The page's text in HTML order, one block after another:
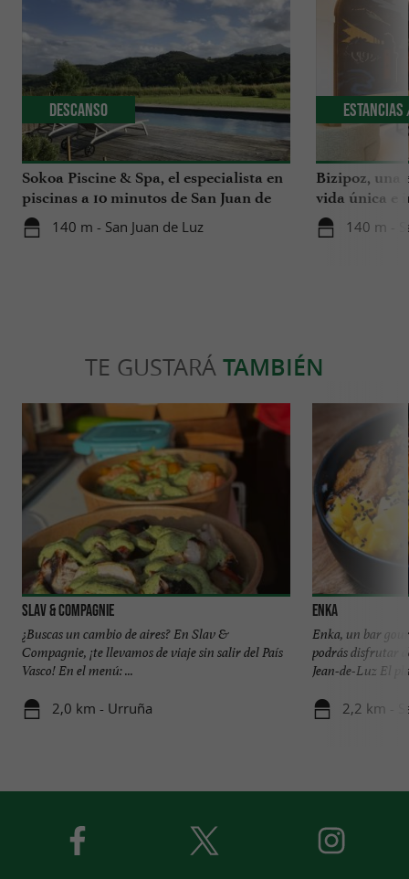
Sokoa Piscine & Spa, el especialista en
piscinas a 10 minutos de San Juan de
Luz
140 m - San Juan de Luz
Descanso
Bizipoz, una
vida única e
disfrutar en
140 m -
Estancias
TE GUSTARÁ TAMBIÉN
SLAV & COMPAGNIE
¿Buscas un cambio de aires? En Slav &
Compagnie, ¡te llevamos de viaje sin salir del País
Vasco! En el menú: ...
2,0 km - Urruña
Enka
Enka, un bar
podrás disfrutar
Jean-de-Luz El
2,2 km -